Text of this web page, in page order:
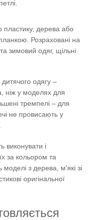
пластику, дерева або
Розраховані на
зимовий одяг, щільні
одягу –
ніж у моделях для
тремпелі – для
не провисають у
виконувати і
за кольором та
з дерева, м'які зі
оригінальної